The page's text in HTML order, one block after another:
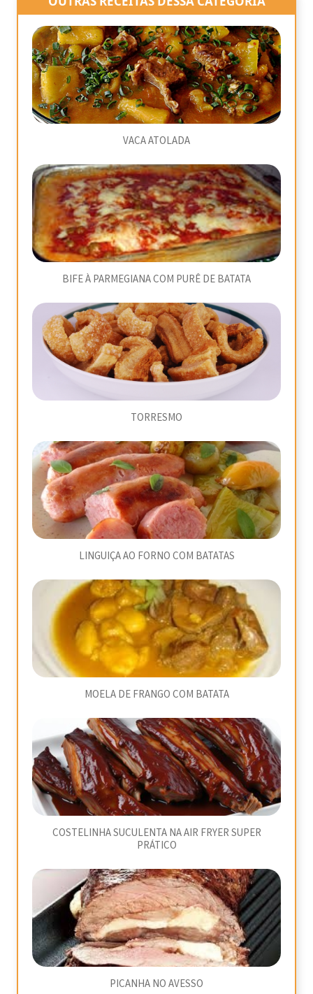
VACA ATOLADA
BIFE À PARMEGIANA COM PURÊ DE BATATA
TORRESMO
LINGUIÇA AO FORNO COM BATATAS
MOELA DE FRANGO COM BATATA
COSTELINHA SUCULENTA NA AIR FRYER SUPER
PRÁTICO
PICANHA NO AVESSO